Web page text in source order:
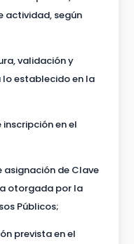
actividad, según
validación y
establecido en la
en el
de Clave
otorgada por la
Públicos;
prevista en el